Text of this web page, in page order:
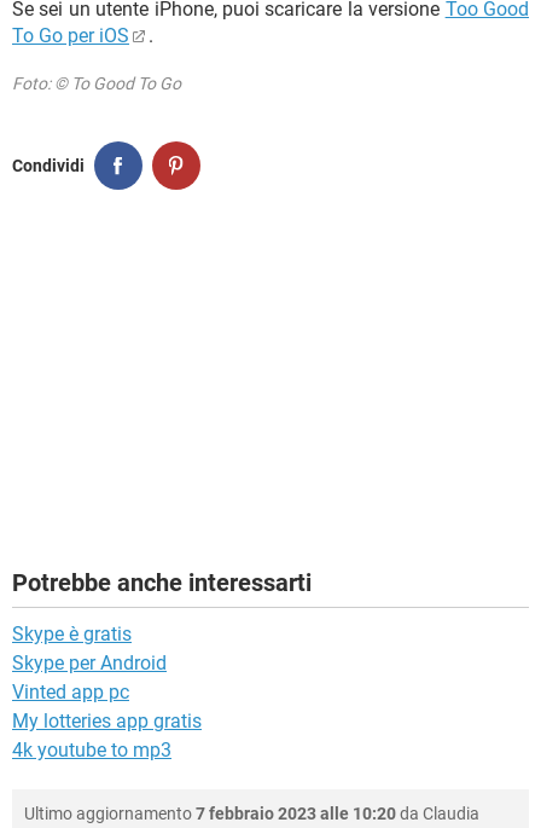
Se sei un utente iPhone, puoi scaricare la versione Too Good
To Go per iOS
.
Foto: © To Good To Go
Condividi
Potrebbe anche interessarti
Skype è gratis
Skype per Android
Vinted app pc
My lotteries app gratis
4k youtube to mp3
Ultimo aggiornamento7 febbraio 2023 alle 10:20da Claudia